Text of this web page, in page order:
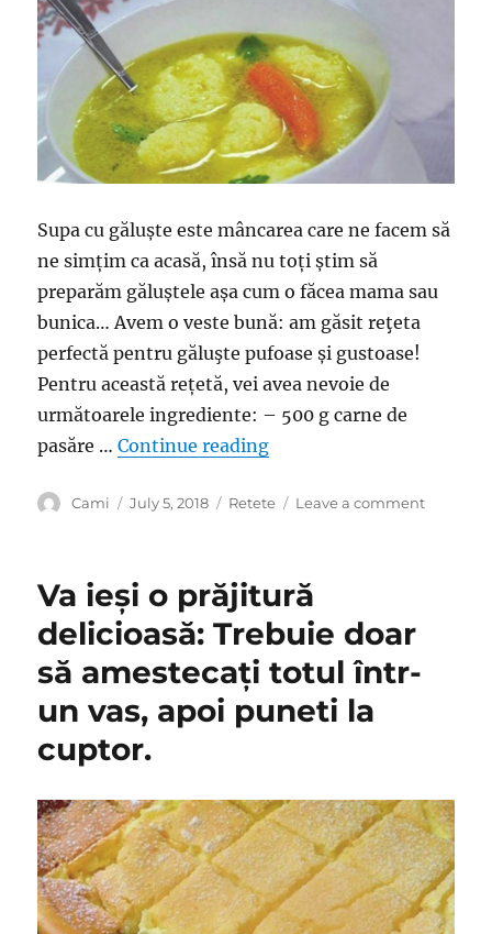
Supa cu găluște este mâncarea care ne facem să
ne simțim ca acasă, însă nu toți știm să
preparăm găluștele așa cum o făcea mama sau
bunica… Avem o veste bună: am găsit reţeta
perfectă pentru găluşte pufoase și gustoase!
Pentru această rețetă, vei avea nevoie de
următoarele ingrediente: – 500 g carne de
pasăre …Continue reading“Rețeta perfectă pentru
Author
Cami
Posted
July 5, 2018 Categories
Retete Leave a commenton
Va ieși o prăjitură
delicioasă: Trebuie doar
să amestecați totul într-
un vas, apoi puneti la
cuptor.